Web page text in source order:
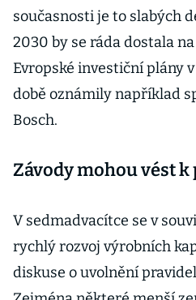
současnosti je to slabých
2030 by se ráda dostala
Evropské investiční plány
době oznámily například
Bosch.
Závody mohou vést
V sedmadvacítce se v
rychlý rozvoj výrobních
diskuse o uvolnění